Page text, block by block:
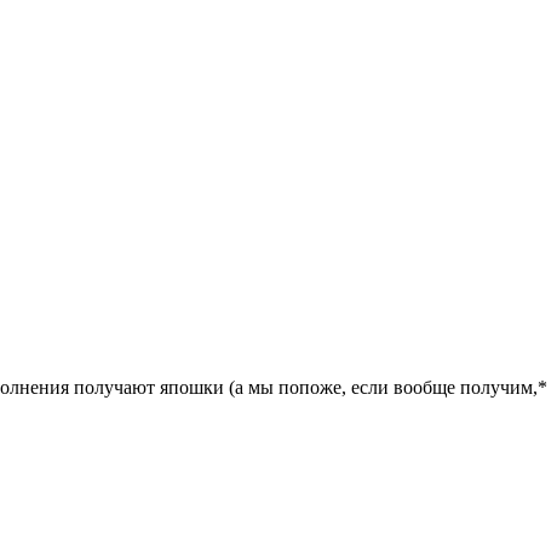
получают япошки (а мы попоже, если вообще получим,*